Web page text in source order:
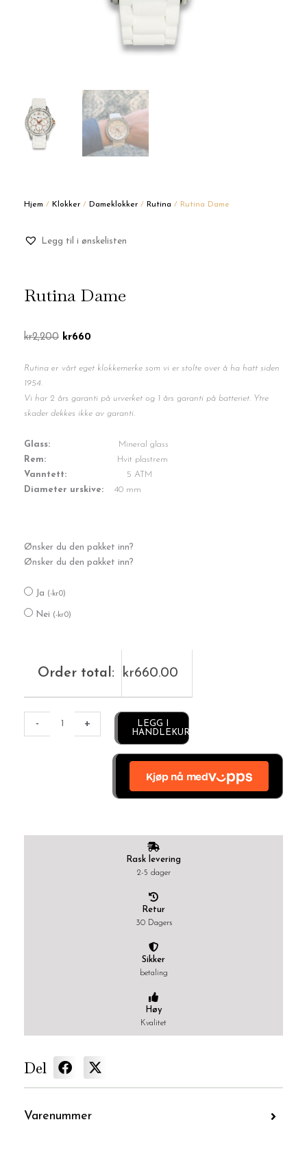
Hjem / Klokker / Dameklokker / Rutina / Rutina Dame
Legg til i ønskelisten
Rutina Dame
kr2,200 Opprinnelig
var:
kr660
er:
Rutina er vårt eget klokkemerke som vi er stolte over å ha hatt siden
1954.
Vi har 2 års garanti på urverket og 1 års garanti på batteriet. Ytre
skader dekkes ikke av garanti.
Glass: Mineral glass
Rem:
Hvit plastrem
Vanntett: 5 ATM
Diameter urskive: 40 mm
Ønsker du den pakket inn?
Ønsker du den pakket inn?
Ja (-kr0)
Nei (-kr0)
Order total: kr660.00
-
Dame
antall
+
LEGG I
HANDLEKURV
Rask levering
2-5 dager
Retur
30 Dagers
Sikker
betaling
Høy
Kvalitet
Del
Varenummer